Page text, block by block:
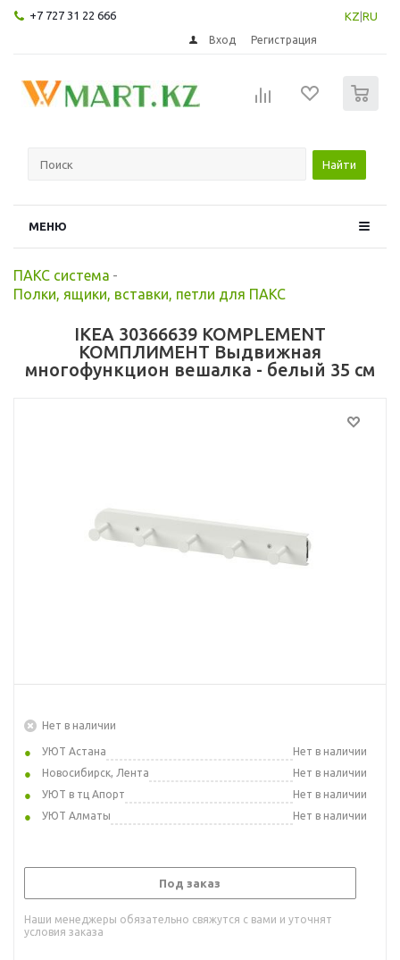
+7 727 31 22 666 KZ RU
Вход Регистрация
Найти
МЕНЮ
ПАКС система -
Полки, ящики, вставки, петли для ПАКС
IKEA 30366639 KOMPLEMENT
КОМПЛИМЕНТ Выдвижная
многофункцион вешалка - белый 35 см
Нет в наличии
УЮТ Астана
Нет в наличии
Новосибирск, Лента
Нет в наличии
УЮТ в тц Апорт
Нет в наличии
УЮТ Алматы
Нет в наличии
Под заказ
Наши менеджеры обязательно свяжутся с вами и уточнят
условия заказа